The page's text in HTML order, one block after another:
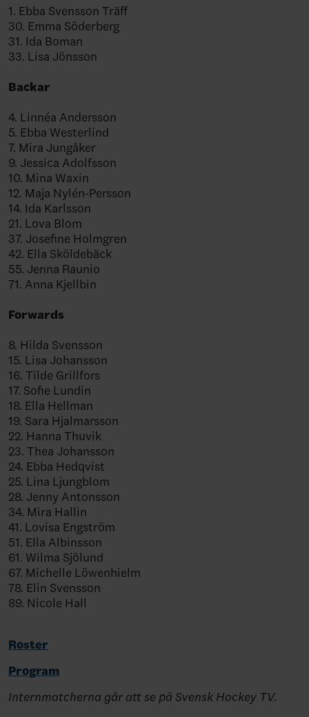
1. Ebba Svensson Träff
30. Emma Söderberg
31. Ida Boman
33. Lisa Jönsson
Backar
4. Linnéa Andersson
5. Ebba Westerlind
7. Mira Jungåker
9. Jessica Adolfsson
10. Mina Waxin
12. Maja Nylén-Persson
14. Ida Karlsson
21. Lova Blom
37. Josefine Holmgren
42. Ella Sköldebäck
55. Jenna Raunio
71. Anna Kjellbin
Forwards
8. Hilda Svensson
15. Lisa Johansson
16. Tilde Grillfors
17. Sofie Lundin
18. Ella Hellman
19. Sara Hjalmarsson
22. Hanna Thuvik
23. Thea Johansson
24. Ebba Hedqvist
25. Lina Ljungblom
28. Jenny Antonsson
34. Mira Hallin
41. Lovisa Engström
51. Ella Albinsson
61. Wilma Sjölund
67. Michelle Löwenhielm
78. Elin Svensson
89. Nicole Hall
Roster
Program
Internmatcherna går att se på Svensk Hockey TV.